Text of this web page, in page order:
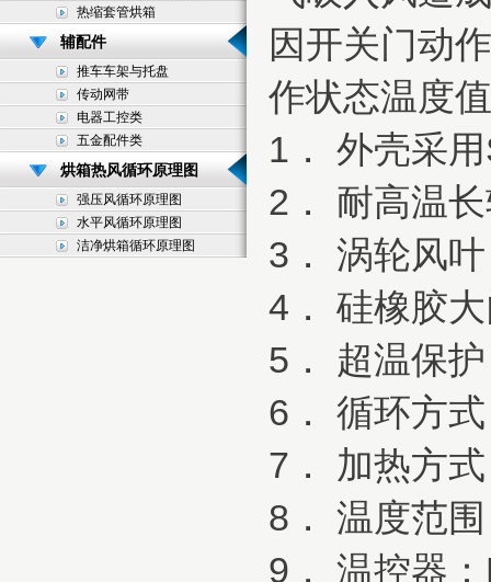
热缩套管烘箱
辅配件
推车车架与托盘
传动网带
电器工控类
五金配件类
烘箱热风循环原理图
强压风循环原理图
水平风循环原理图
洁净烘箱循环原理图
因开关门动
作状态温度
1． 外壳采
2． 耐高温
3． 涡轮风叶
4． 硅橡胶
5． 超温保
6． 循环方
7． 加热方
8． 温度范
9． 温控器